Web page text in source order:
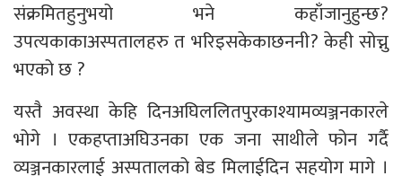
संक्रमितहुनुभयो भने कहाँजानुहुन्छ?
उपत्यकाकाअस्पतालहरु त भरिइसकेकाछननी? केही सोच्नु
भएको छ ?
यस्तै अवस्था केहि दिनअघिललितपुरकाश्यामव्यञ्जनकारले
भोगे । एकहप्ताअघिउनका एक जना साथीले फोन गर्दै
व्यञ्जनकारलाई अस्पतालको बेड मिलाईदिन सहयोग मागे ।